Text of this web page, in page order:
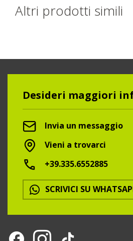
Altri prodotti simili
Desideri maggiori
Invia un messaggio
Vieni a trovarci
+39.335.6552885
SCRIVICI SU